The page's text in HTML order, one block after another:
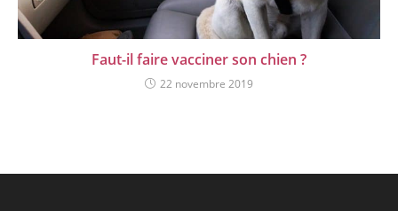
Faut-il faire vacciner son chien ?
22 novembre 2019